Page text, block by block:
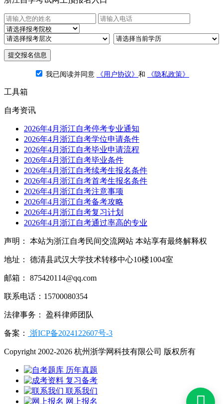
提交报名信息
我已阅读并同意 《用户协议》 和 《隐私政策》
工具箱
自考资讯
2026年4月浙江自考停考专业通知
2026年4月浙江自考学位申请条件
2026年4月浙江自考毕业申请流程
2026年4月浙江自考毕业条件
2026年4月浙江自考续考生报名条件
2026年4月浙江自考首考生报名条件
2026年4月浙江自考注意事项
2026年4月浙江自考备考攻略
2026年4月浙江自考复习计划
2026年4月浙江自考通过率高的专业
声明： 本站为浙江自考民间交流网站 本站享有最终解释权
地址： 德清县武汉大学技术转移中心10楼1004室
邮箱： 875420114@qq.com
联系电话：15700080354
法律事务： 盈科律师团队
备案： 浙ICP备2024122607号-3
Copyright 2002-2026 杭州浙学网科技有限公司 版权所有
历年真题
复习备考
联系我们
网上报名